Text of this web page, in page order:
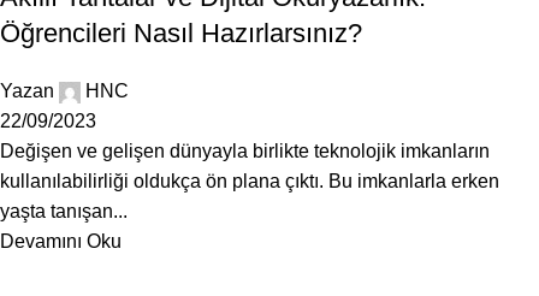
Öğrencileri Nasıl Hazırlarsınız?
Yazan
HNC
22/09/2023
Değişen ve gelişen dünyayla birlikte teknolojik imkanların
kullanılabilirliği oldukça ön plana çıktı. Bu imkanlarla erken
yaşta tanışan...
Devamını Oku